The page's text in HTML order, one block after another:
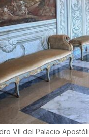
VII del Palacio